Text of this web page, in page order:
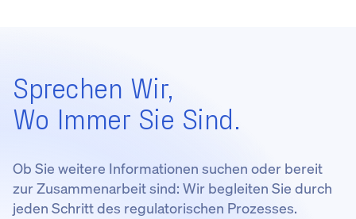
Sprechen Wir,
Wo Immer Sie Sind.
Ob Sie weitere Informationen suchen oder bereit
zur Zusammenarbeit sind: Wir begleiten Sie durch
jeden Schritt des regulatorischen Prozesses.